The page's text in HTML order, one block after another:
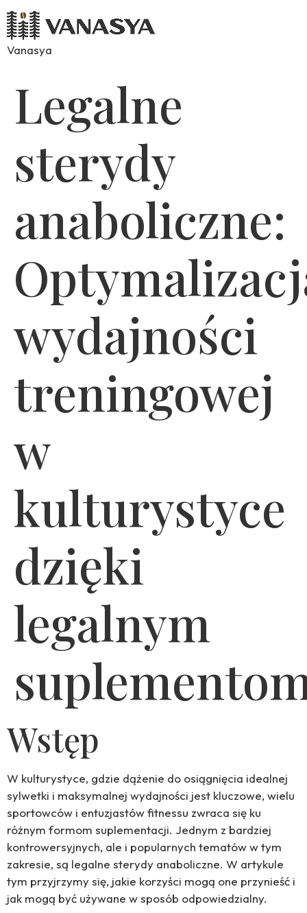
Vanasya
Legalne
sterydy
anaboliczne:
wydajności
treningowej
w
kulturystyce
dzięki
legalnym
Wstęp
W kulturystyce, gdzie dążenie do osiągnięcia idealnej
sylwetki i maksymalnej wydajności jest kluczowe, wielu
sportowców i entuzjastów fitnessu zwraca się ku
różnym formom suplementacji. Jednym z bardziej
kontrowersyjnych, ale i popularnych tematów w tym
zakresie, są legalne sterydy anaboliczne. W artykule
tym przyjrzymy się, jakie korzyści mogą one przynieść i
jak mogą być używane w sposób odpowiedzialny.